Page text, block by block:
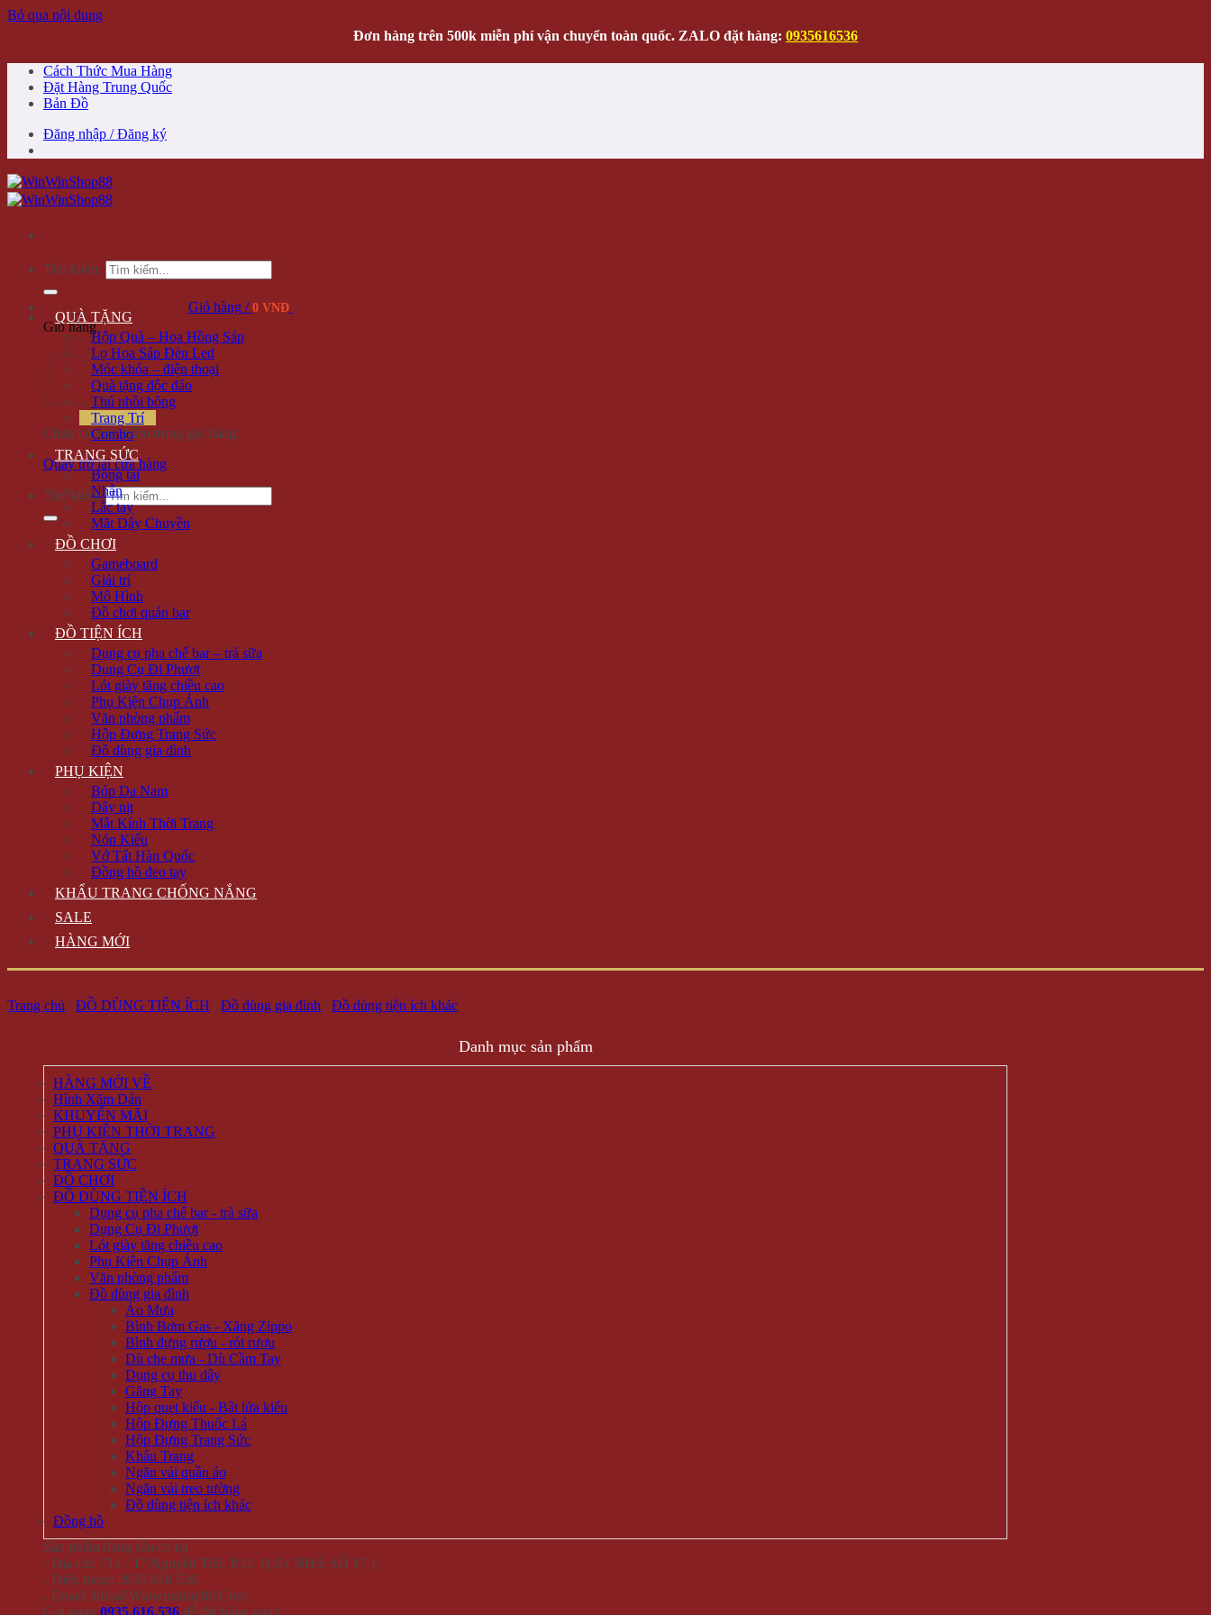
Bỏ qua nội dung
Đơn hàng trên 500k miễn phí vận chuyển toàn quốc. ZALO đặt hàng: 0935616536
Cách Thức Mua Hàng
Đặt Hàng Trung Quốc
Bản Đồ
Đăng nhập / Đăng ký
Tìm kiếm:
Giỏ hàng / 0 VNĐ
Giỏ hàng
Chưa có sản phẩm trong giỏ hàng.
Quay trở lại cửa hàng
Tìm kiếm:
QUÀ TẶNG
Hộp Quà – Hoa Hồng Sáp
Lọ Hoa Sáp Đèn Led
Móc khóa – điện thoại
Quà tặng độc đáo
Thú nhồi bông
Trang Trí
Combo
TRANG SỨC
Bông tai
Nhẫn
Lắc tay
Mặt Dây Chuyền
ĐỒ CHƠI
Gameboard
Giải trí
Mô Hình
Đồ chơi quán bar
ĐỒ TIỆN ÍCH
Dụng cụ pha chế bar – trà sữa
Dụng Cụ Đi Phượt
Lót giày tăng chiều cao
Phụ Kiện Chụp Ảnh
Văn phòng phẩm
Hộp Đựng Trang Sức
Đồ dùng gia đình
PHỤ KIỆN
Bóp Da Nam
Dây nịt
Mắt Kính Thời Trang
Nón Kiểu
Vớ Tất Hàn Quốc
Đồng hồ đeo tay
KHẨU TRANG CHỐNG NẮNG
SALE
HÀNG MỚI
Trang chủ / ĐỒ DÙNG TIỆN ÍCH / Đồ dùng gia đình / Đồ dùng tiện ích khác
Danh mục sản phẩm
HÀNG MỚI VỀ
Hình Xăm Dán
KHUYẾN MÃI
PHỤ KIỆN THỜI TRANG
QUÀ TẶNG
TRANG SỨC
ĐỒ CHƠI
ĐỒ DÙNG TIỆN ÍCH
Dụng cụ pha chế bar - trà sữa
Dụng Cụ Đi Phượt
Lót giày tăng chiều cao
Phụ Kiện Chụp Ảnh
Văn phòng phẩm
Đồ dùng gia đình
Áo Mưa
Bình Bơm Gas - Xăng Zippo
Bình đựng rượu - rót rượu
Dù che mưa - Dù Cầm Tay
Dụng cụ thu dây
Găng Tay
Hộp quẹt kiểu - Bật lửa kiểu
Hộp Đựng Thuốc Lá
Hộp Đựng Trang Sức
Khẩu Trang
Ngăn vải quần áo
Ngăn vải treo tường
Đồ dùng tiện ích khác
Đồng hồ
Sản phẩm đang sẵn có tại
- Địa chỉ: 714 / 17 Nguyễn Trãi, P.11, Q.5 ( NHÀ SỐ 17 )
- Điện thoại: 0935 616 536
- Email: Info@Winwinshop88.Com
Gọi ngay 0935.616.536 để đặt hàng ngay.